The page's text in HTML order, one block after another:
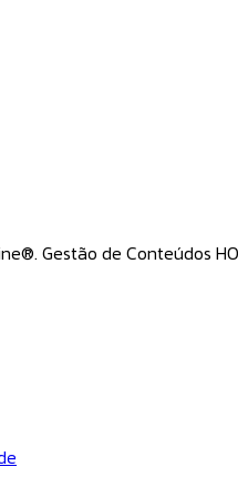
Gestão de Conteúdos